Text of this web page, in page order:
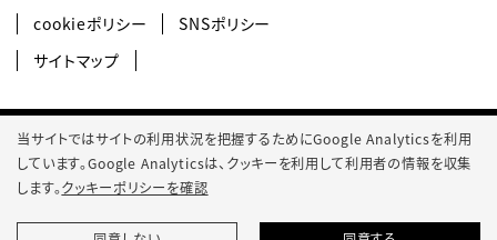
当サイトではサイトの利用状況を把握するためにGoogle Analyticsを利用
しています。Google Analyticsは、 クッキーを利用して利用者の情報を収集
します。クッキーポリシーを確認
cookieポリシー
SNSポリシー
サイトマップ
© 2022 Osaka Metropolitan University College of Technology.